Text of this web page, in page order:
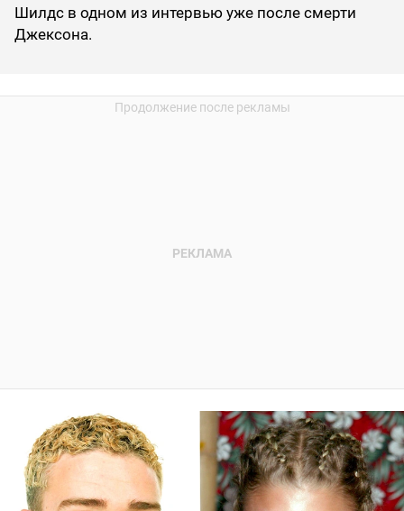
Шилдс в одном из интервью уже после смерти
Джексона.